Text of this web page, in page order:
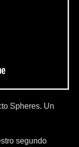
Spheres. Un
segundo